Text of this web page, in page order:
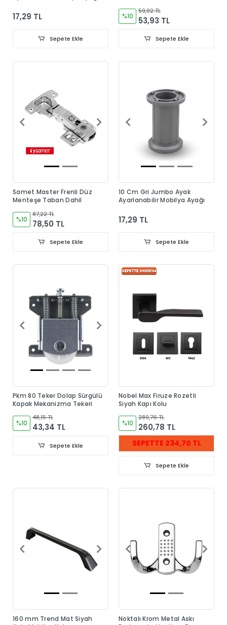
17,29 TL
Sepete Ekle
%10
59,92 TL
53,93 TL
Sepete Ekle
Samet Master Frenli Düz
Menteşe Taban Dahil
%10
87,22 TL
78,50 TL
Sepete Ekle
10 Cm Gri Jumbo Ayak
Ayarlanabilir Mobilya Ayağı
17,29 TL
Sepete Ekle
Pkm 80 Teker Dolap Sürgülü
Kapak Mekanizma Tekeri
%10
48,15 TL
43,34 TL
Sepete Ekle
Nobel Max Firuze Rozetli
Siyah Kapı Kolu
%10
289,76 TL
260,78 TL
SEPETTE 234,70 TL
Sepete Ekle
160 mm Trend Mat Siyah
Noktalı Krom Metal Askı